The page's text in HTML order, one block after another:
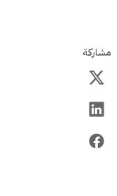
مشاركة